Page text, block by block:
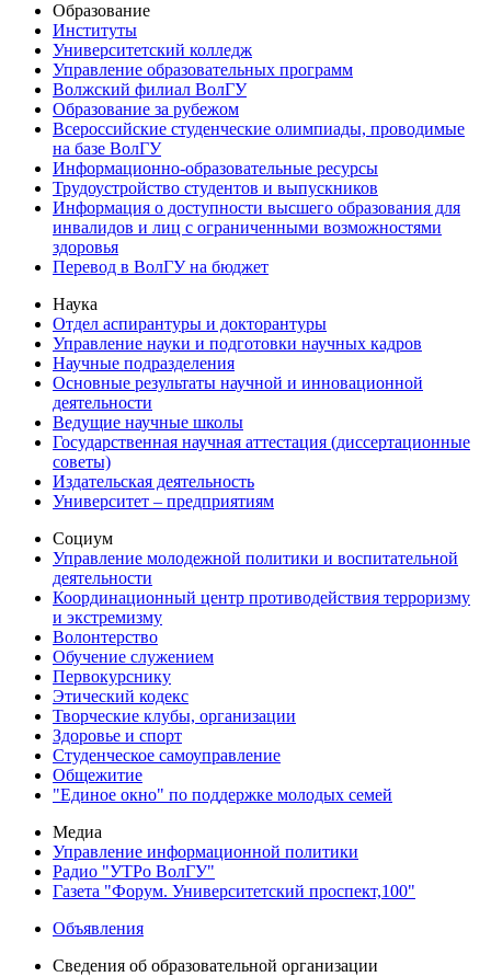
Образование
Институты
Университетский колледж
Управление образовательных программ
Волжский филиал ВолГУ
Образование за рубежом
Всероссийские студенческие олимпиады, проводимые
на базе ВолГУ
Информационно-образовательные ресурсы
Трудоустройство студентов и выпускников
Информация о доступности высшего образования для
инвалидов и лиц с ограниченными возможностями
здоровья
Перевод в ВолГУ на бюджет
Наука
Отдел аспирантуры и докторантуры
Управление науки и подготовки научных кадров
Научные подразделения
Основные результаты научной и инновационной
деятельности
Ведущие научные школы
Государственная научная аттестация (диссертационные
советы)
Издательская деятельность
Университет – предприятиям
Социум
Управление молодежной политики и воспитательной
деятельности
Координационный центр противодействия терроризму
и экстремизму
Волонтерство
Обучение служением
Первокурснику
Этический кодекс
Творческие клубы, организации
Здоровье и спорт
Студенческое самоуправление
Общежитие
"Единое окно" по поддержке молодых семей
Медиа
Управление информационной политики
Радио "УТРо ВолГУ"
Газета "Форум. Университетский проспект,100"
Объявления
Сведения об образовательной организации